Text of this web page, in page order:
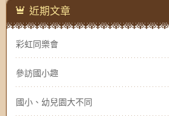
近期文章
彩虹同樂會
參訪國小趣
國小、幼兒園大不同